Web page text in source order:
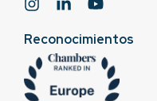
Reconocimientos